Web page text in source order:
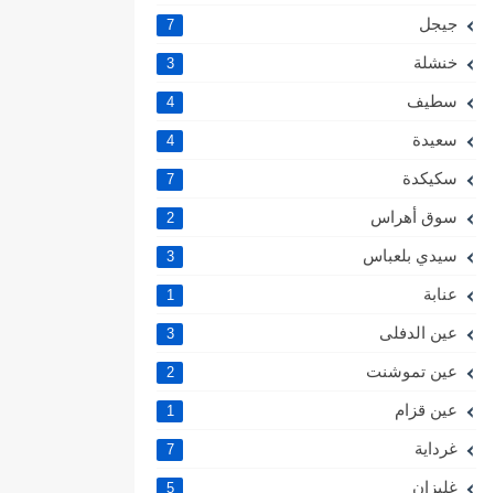
جيجل 7
خنشلة 3
سطيف 4
سعيدة 4
سكيكدة 7
سوق أهراس 2
سيدي بلعباس 3
عنابة 1
عين الدفلى 3
عين تموشنت 2
عين قزام 1
غرداية 7
غليزان 5